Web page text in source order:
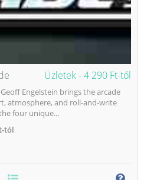
Üzletek -4 290 Ft-tól
Engelstein brings the arcade
atmosphere, and roll-and-write
four unique...
tól